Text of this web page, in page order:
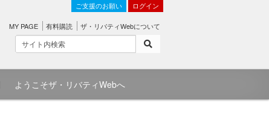
ご支援のお願い ログイン
MY PAGE 有料購読 ザ・リバティWebについて
ようこそザ・リバティWebへ